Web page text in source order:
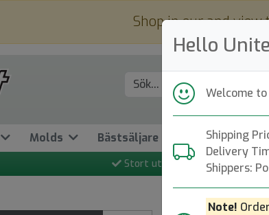
Hello
Welcome
Shipping
Delivery
Shippers:
Note!
Shop in eur and
Molds Bästsäljare Nyheter
Stort utbud Snabba